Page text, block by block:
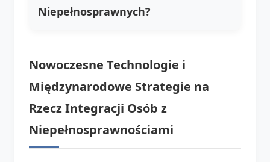
Niepełnosprawnych?
Nowoczesne Technologie i
Międzynarodowe Strategie na
Rzecz Integracji Osób z
Niepełnosprawnościami